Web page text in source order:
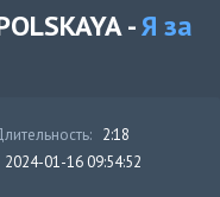
-Я за
2:18
2024-01-16 09:54:52